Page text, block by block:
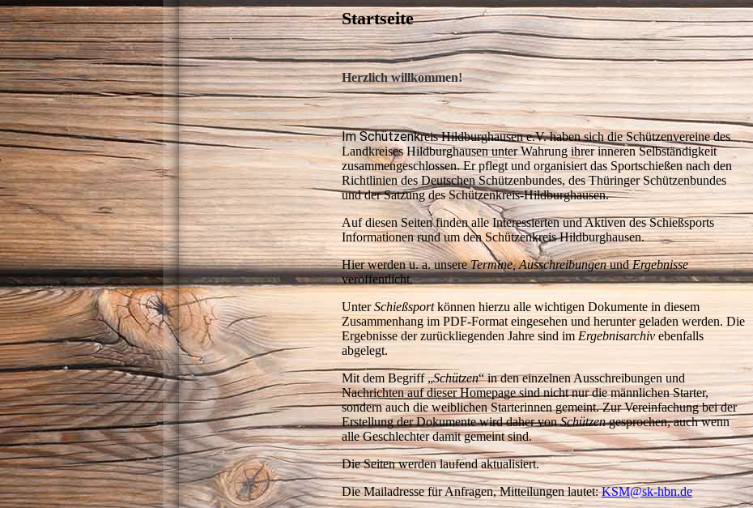
Startseite
Herzlich willkommen!
Im Schützenkreis Hildburghausen e.V. haben sich die Schützenvereine des
Landkreises Hildburghausen unter Wahrung ihrer inneren Selbständigkeit
zusammengeschlossen. Er pflegt und organisiert das Sportschießen nach den
Richtlinien des Deutschen Schützenbundes, des Thüringer Schützenbundes
und der Satzung des Schützenkreis-Hildburghausen.
Auf diesen Seiten finden alle Interessierten und Aktiven des Schießsports
Informationen rund um den Schützenkreis Hildburghausen.
Hier werden u. a. unsereTermine,AusschreibungenundErgebnisse
veröffentlicht.
UnterSchießsportkönnen hierzu alle wichtigen Dokumente in diesem
Zusammenhang im PDF-Format eingesehen und herunter geladen werden. Die
Ergebnisse der zurückliegenden Jahre sind im Ergebnisarchiv ebenfalls
abgelegt.
Mit dem Begriff „Schützen“ in den einzelnen Ausschreibungen und
Nachrichten auf dieser Homepage sind nicht nur die männlichen Starter,
sondern auch die weiblichen Starterinnen gemeint. Zur Vereinfachung bei der
Erstellung der Dokumente wird daher vonSchützengesprochen, auch wenn
alle Geschlechter damit gemeint sind.
Die Seiten werden laufend aktualisiert.
Die Mailadresse für Anfragen, Mitteilungen lautet:KSM@sk-hbn.de